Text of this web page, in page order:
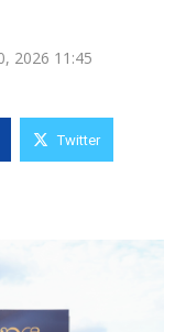
2026 11:45
Twitter